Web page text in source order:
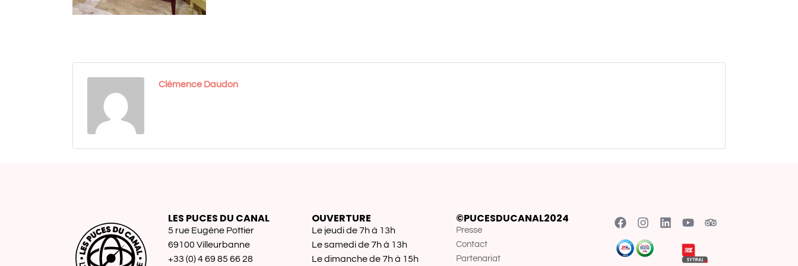
Clémence Daudon
LES PUCES DU CANAL
5 rue Eugène Pottier
69100 Villeurbanne
+33 (0) 4 69 85 66 28
OUVERTURE
Le jeudi de 7h à 13h
Le samedi de 7h à 13h
Le dimanche de 7h à 15h
©PUCESDUCANAL2024
Presse
Contact
Partenariat